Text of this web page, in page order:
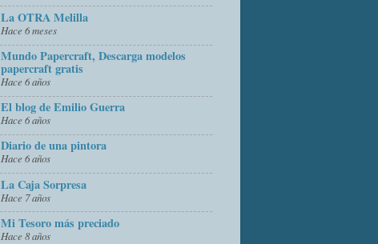
La OTRA Melilla
Hace 6 meses
Mundo Papercraft, Descarga modelos
papercraft gratis
Hace 6 años
El blog de Emilio Guerra
Hace 6 años
Diario de una pintora
Hace 6 años
La Caja Sorpresa
Hace 7 años
Mi Tesoro más preciado
Hace 8 años